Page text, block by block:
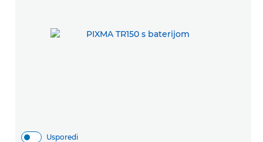
Usporedi